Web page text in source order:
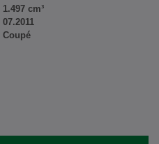
1.497 cm³
07.2011
Coupé